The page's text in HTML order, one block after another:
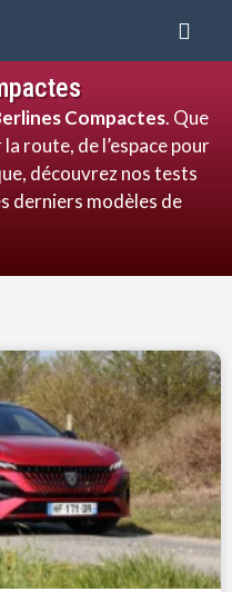
Compactes. Que
route, de l’espace pour
découvrez nos tests
derniers modèles de